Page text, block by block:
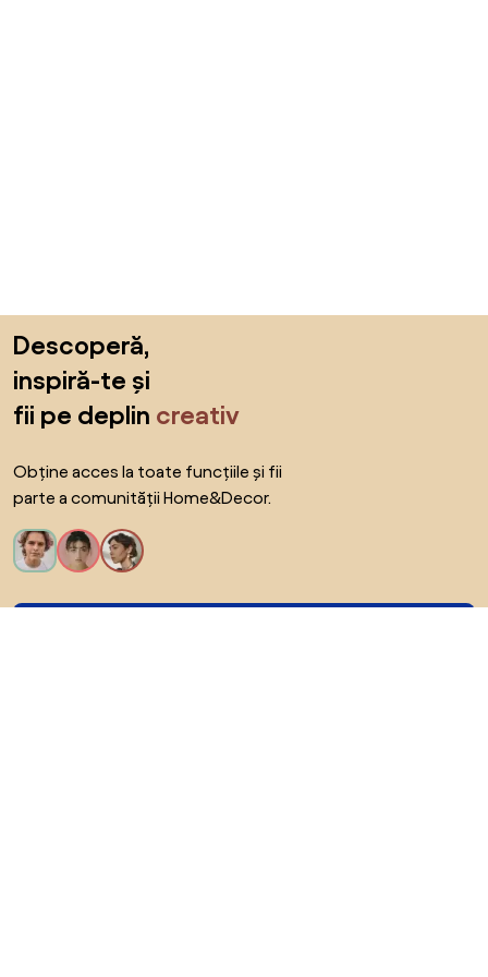
Descoperă,
inspiră-te și
fii pe deplin creativ
Obține acces la toate funcțiile și fii
parte a comunității Home&Decor.